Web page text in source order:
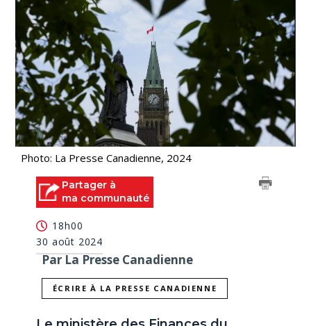
Photo: La Presse Canadienne, 2024
Partager à
ma communauté
18h00
30 août 2024
Par La Presse Canadienne
ÉCRIRE À LA PRESSE CANADIENNE